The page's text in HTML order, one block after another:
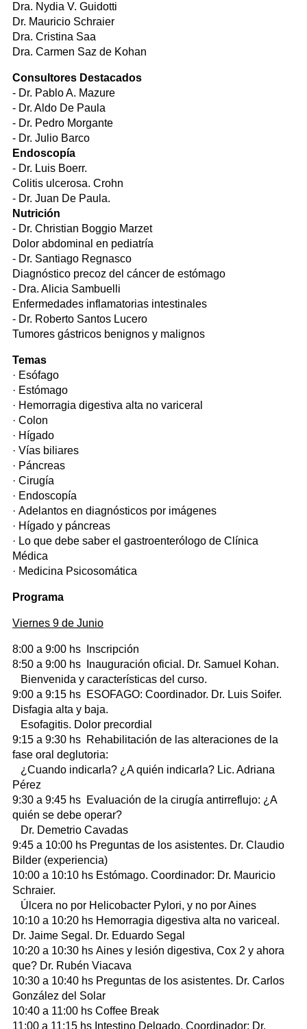
Dra. Nydia V. Guidotti
Dr. Mauricio Schraier
Dra. Cristina Saa
Dra. Carmen Saz de Kohan
Consultores Destacados
- Dr. Pablo A. Mazure
- Dr. Aldo De Paula
- Dr. Pedro Morgante
- Dr. Julio Barco
Endoscopía
- Dr. Luis Boerr.
Colitis ulcerosa. Crohn
- Dr. Juan De Paula.
Nutrición
- Dr. Christian Boggio Marzet
Dolor abdominal en pediatría
- Dr. Santiago Regnasco
Diagnóstico precoz del cáncer de estómago
- Dra. Alicia Sambuelli
Enfermedades inflamatorias intestinales
- Dr. Roberto Santos Lucero
Tumores gástricos benignos y malignos
Temas
· Esófago
· Estómago
· Hemorragia digestiva alta no variceral
· Colon
· Hígado
· Vías biliares
· Páncreas
· Cirugía
· Endoscopía
· Adelantos en diagnósticos por imágenes
· Hígado y páncreas
· Lo que debe saber el gastroenterólogo de Clínica
Médica
· Medicina Psicosomática
Programa
Viernes 9 de Junio
8:00 a 9:00 hs Inscripción
8:50 a 9:00 hs Inauguración oficial. Dr. Samuel Kohan.
Bienvenida y características del curso.
9:00 a 9:15 hs ESOFAGO: Coordinador. Dr. Luis Soifer.
Disfagia alta y baja.
Esofagitis. Dolor precordial
9:15 a 9:30 hs Rehabilitación de las alteraciones de la
fase oral deglutoria:
¿Cuando indicarla? ¿A quién indicarla? Lic. Adriana
Pérez
9:30 a 9:45 hs Evaluación de la cirugía antirreflujo: ¿A
quién se debe operar?
Dr. Demetrio Cavadas
9:45 a 10:00 hs Preguntas de los asistentes. Dr. Claudio
Bilder (experiencia)
10:00 a 10:10 hs Estómago. Coordinador: Dr. Mauricio
Schraier.
Úlcera no por Helicobacter Pylori, y no por Aines
10:10 a 10:20 hs Hemorragia digestiva alta no variceal.
Dr. Jaime Segal. Dr. Eduardo Segal
10:20 a 10:30 hs Aines y lesión digestiva, Cox 2 y ahora
que? Dr. Rubén Viacava
10:30 a 10:40 hs Preguntas de los asistentes. Dr. Carlos
González del Solar
10:40 a 11:00 hs Coffee Break
11:00 a 11:15 hs Intestino Delgado. Coordinador: Dr.